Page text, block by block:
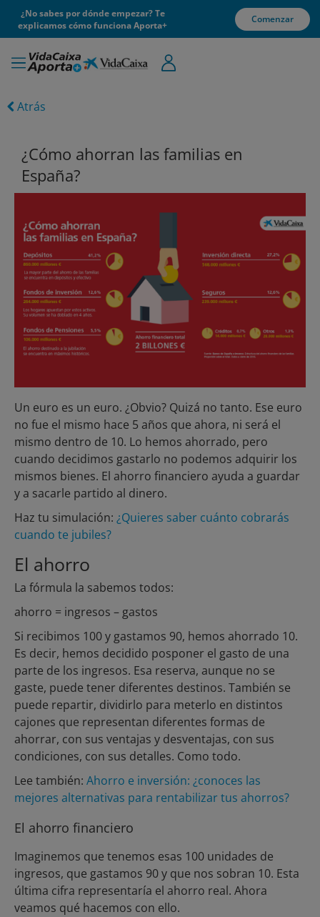
¿No sabes por dónde empezar? Te
explicamos cómo funciona Aporta+
Comenzar
Atrás
¿Cómo ahorran las familias en
España?
Un euro es un euro. ¿Obvio? Quizá no tanto. Ese euro
no fue el mismo hace 5 años que ahora, ni será el
mismo dentro de 10. Lo hemos ahorrado, pero
cuando decidimos gastarlo no podemos adquirir los
mismos bienes. El ahorro financiero ayuda a guardar
y a sacarle partido al dinero.
Haz tu simulación: ¿Quieres saber cuánto cobrarás
cuando te jubiles?
El ahorro
La fórmula la sabemos todos:
ahorro = ingresos – gastos
Si recibimos 100 y gastamos 90, hemos ahorrado 10.
Es decir, hemos decidido posponer el gasto de una
parte de los ingresos. Esa reserva, aunque no se
gaste, puede tener diferentes destinos. También se
puede repartir, dividirlo para meterlo en distintos
cajones que representan diferentes formas de
ahorrar, con sus ventajas y desventajas, con sus
condiciones, con sus detalles. Como todo.
Lee también: Ahorro e inversión: ¿conoces las
mejores alternativas para rentabilizar tus ahorros?
El ahorro financiero
Imaginemos que tenemos esas 100 unidades de
ingresos, que gastamos 90 y que nos sobran 10. Esta
última cifra representaría el ahorro real. Ahora
veamos qué hacemos con ello.